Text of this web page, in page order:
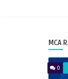
MCA
0